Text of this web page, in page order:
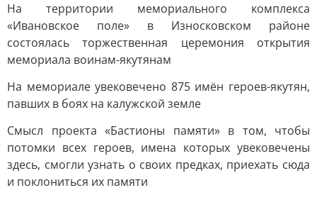
На территории мемориального комплекса
«Ивановское поле» в Износковском районе
состоялась торжественная церемония открытия
мемориала воинам-якутянам
На мемориале увековечено 875 имён героев-якутян,
павших в боях на калужской земле
Смысл проекта «Бастионы памяти» в том, чтобы
потомки всех героев, имена которых увековечены
здесь, смогли узнать о своих предках, приехать сюда
и поклониться их памяти